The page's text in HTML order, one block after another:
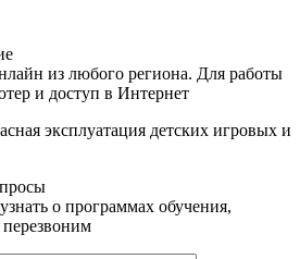
из любого региона. Для работы
и доступ в Интернет
эксплуатация детских игровых и
о программах обучения,